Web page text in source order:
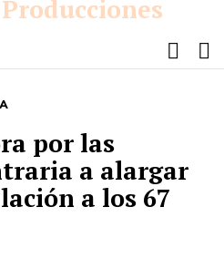
por las
a alargar
a los 67